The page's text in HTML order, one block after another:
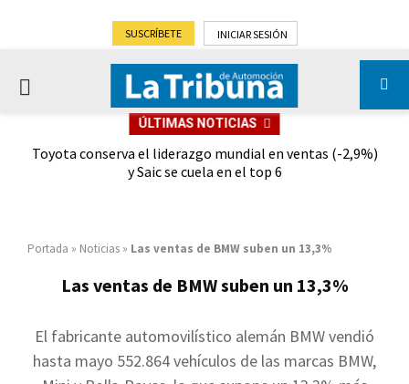
SUSCRÍBETE INICIAR SESIÓN
PRIMARY
ÚLTIMAS NOTICIAS
Toyota conserva el liderazgo mundial en ventas (-2,9%)
y Saic se cuela en el top 6
Portada » Noticias » Las ventas de BMW suben un 13,3%
Las ventas de BMW suben un 13,3%
El fabricante automovilístico alemán BMW vendió
hasta mayo 552.864 vehículos de las marcas BMW,